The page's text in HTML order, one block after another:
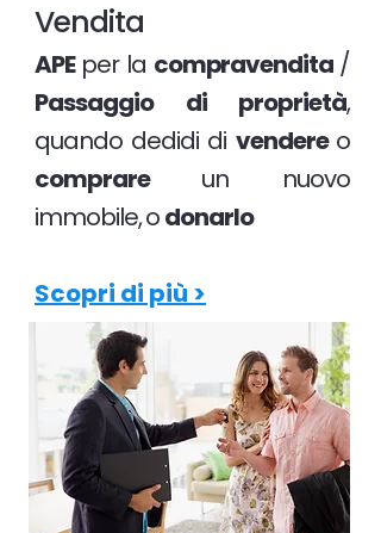
Vendita
APE per la compravendita /
Passaggio di proprietà,
quando dedidi di vendere o
comprare un nuovo
immobile, odonarlo
Scopri di più >